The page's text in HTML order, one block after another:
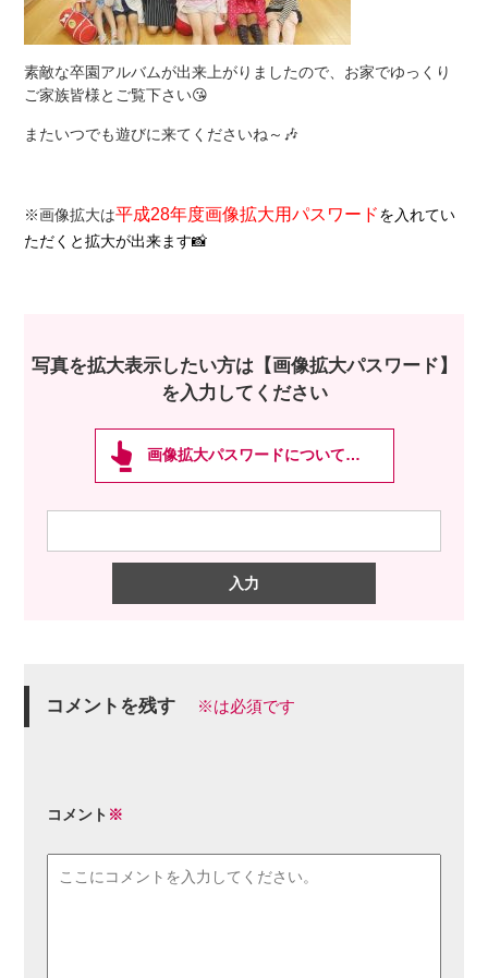
素敵な卒園アルバムが出来上がりましたので、お家でゆっくり
ご家族皆様とご覧下さい😘
またいつでも遊びに来てくださいね～🎶
※画像拡大は平成28年度画像拡大用パスワードを入れてい
ただくと拡大が出来ます📸
写真を拡大表示したい方は【画像拡大パスワード】
を入力してください
画像拡大パスワードについて…
コメントを残す ※は必須です
コメント ※